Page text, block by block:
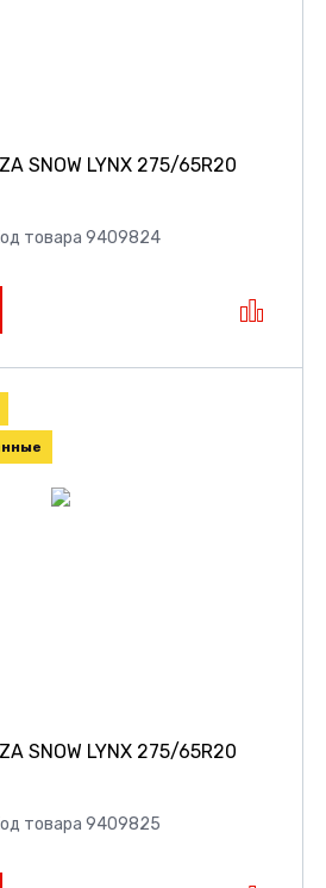
SNOW LYNX 275/65R20
товара 9409824
SNOW LYNX 275/65R20
товара 9409825